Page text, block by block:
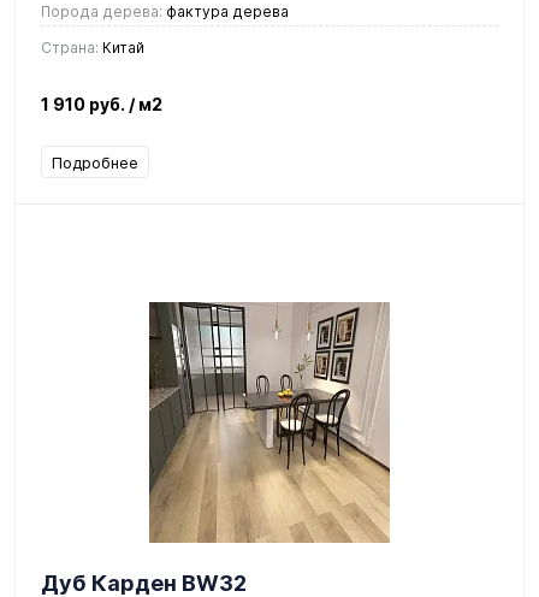
Порода дерева: фактура дерева
Страна: Китай
1 910 руб. / м2
Подробнее
Дуб Карден BW32